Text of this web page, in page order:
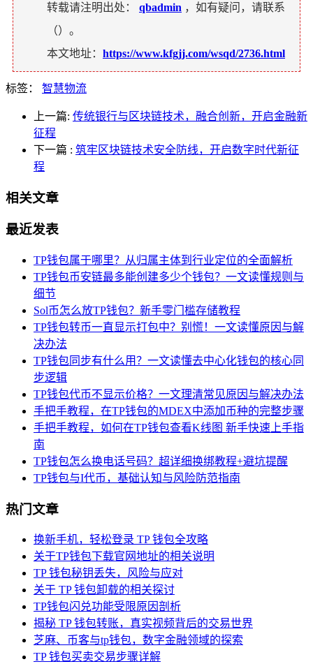
转载请注明出处： qbadmin ，如有疑问，请联系
（）。
本文地址： https://www.kfgjj.com/wsqd/2736.html
标签： 智慧物流
上一篇: 传统银行与区块链技术，融合创新，开启金融新
征程
下一篇 : 筑牢区块链技术安全防线，开启数字时代新征
程
相关文章
最近发表
TP钱包属于哪里？从归属主体到行业定位的全面解析
TP钱包币安链最多能创建多少个钱包？一文读懂规则与
细节
Sol币怎么放TP钱包？新手零门槛存储教程
TP钱包转币一直显示打包中？别慌！一文读懂原因与解
决办法
TP钱包同步有什么用？一文读懂去中心化钱包的核心同
步逻辑
TP钱包代币不显示价格？一文理清常见原因与解决办法
手把手教程，在TP钱包的MDEX中添加币种的完整步骤
手把手教程，如何在TP钱包查看K线图 新手快速上手指
南
TP钱包怎么换电话号码？超详细换绑教程+避坑提醒
TP钱包与I代币，基础认知与风险防范指南
热门文章
换新手机，轻松登录 TP 钱包全攻略
关于TP钱包下载官网地址的相关说明
TP 钱包秘钥丢失，风险与应对
关于 TP 钱包卸载的相关探讨
TP钱包闪兑功能受限原因剖析
揭秘 TP 钱包转账，真实视频背后的交易世界
芝麻、币客与tp钱包，数字金融领域的探索
TP 钱包买卖交易步骤详解